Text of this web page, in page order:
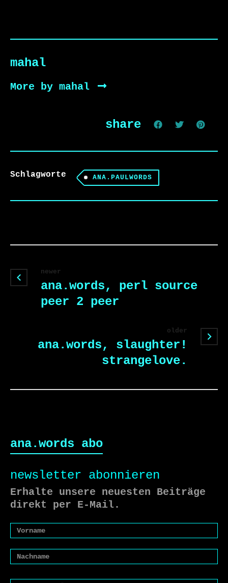
mahal
More by mahal
share
Schlagworte ANA.PAULWORDS
newer
ana.words, perl source
peer 2 peer
older
ana.words, slaughter!
strangelove.
ana.words abo
newsletter abonnieren
Erhalte unsere neuesten Beiträge
direkt per E-Mail.